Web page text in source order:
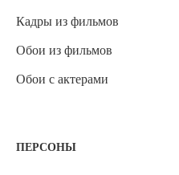
Кадры из фильмов
Обои из фильмов
Обои с актерами
ПЕРСОНЫ